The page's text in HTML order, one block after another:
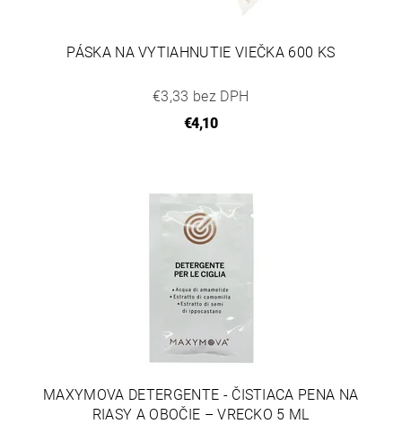
PÁSKA NA VYTIAHNUTIE VIEČKA 600 KS
€3,33 bez DPH
€4,10
MAXYMOVA DETERGENTE - ČISTIACA PENA NA
RIASY A OBOČIE – VRECKO 5 ML